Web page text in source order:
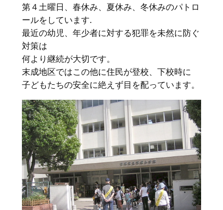
第４土曜日、春休み、夏休み、冬休みのパトロ
ールをしています.
最近の幼児、年少者に対する犯罪を未然に防ぐ
対策は
何より継続が大切です。
末成地区ではこの他に住民が登校、下校時に
子どもたちの安全に絶えず目を配っています。